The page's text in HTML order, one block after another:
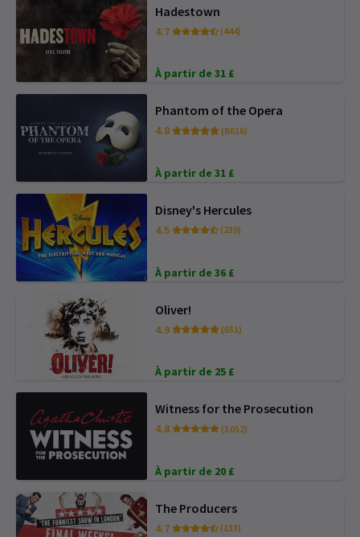
Hadestown
4.7 (444)
À partir de 31 £
Phantom of the Opera
4.8 (8 616)
À partir de 31 £
Disney's Hercules
4.5 (239)
À partir de 36 £
Oliver!
4.9 (651)
À partir de 25 £
Witness for the Prosecution
4.8 (3 052)
À partir de 20 £
The Producers
4.7 (133)